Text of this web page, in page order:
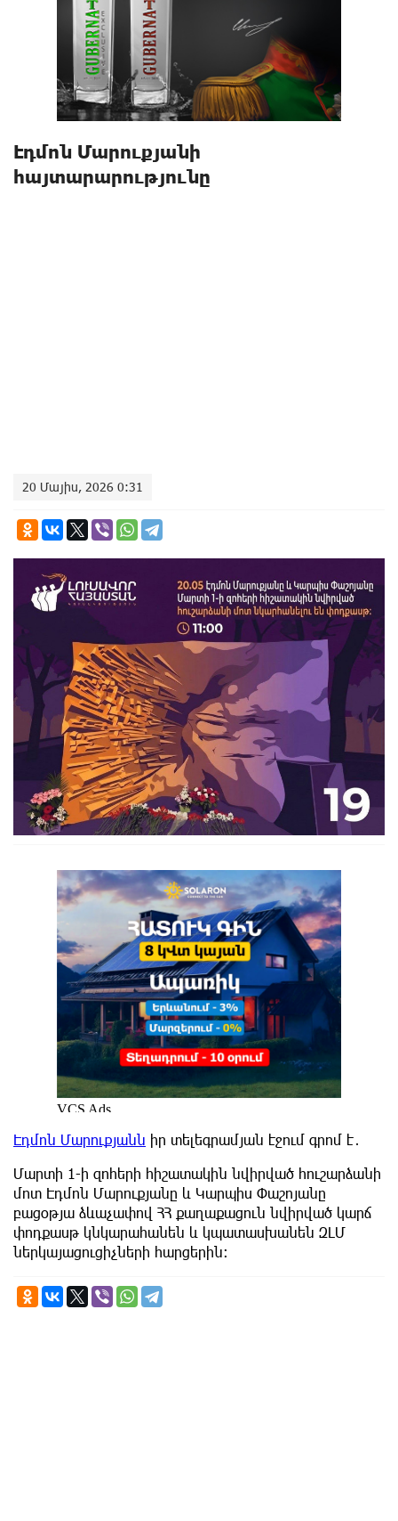
Էդմոն Մարուքյանի
հայտարարությունը
20 Մայիս, 2026 0:31
Էդմոն Մարուքյանն իր տելեգրամյան էջում գրոմ է․
Մարտի 1-ի զոհերի հիշատակին նվիրված հուշարձանի
մոտ Էդմոն Մարուքյանը և Կարպիս Փաշոյանը
բացօթյա ձևաչափով ՀՀ քաղաքացուն նվիրված կարճ
փոդքասթ կնկարահանեն և կպատասխանեն ԶԼՄ
ներկայացուցիչների հարցերին։